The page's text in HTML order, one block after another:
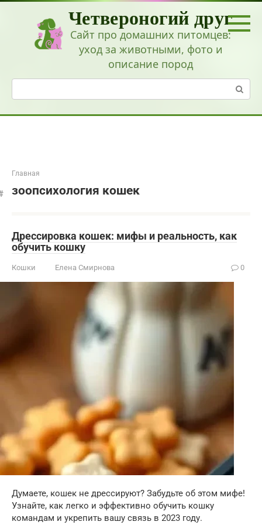
Перейти
Четвероногий друг
Сайт про домашних питомцев:
уход за животными, фото и
описание пород
Поиск:
Главная
зоопсихология кошек
Дрессировка кошек: мифы и реальность, как
обучить кошку
Кошки Елена Смирнова 0
Думаете, кошек не дрессируют? Забудьте об этом мифе!
Узнайте, как легко и эффективно обучить кошку
командам и укрепить вашу связь в 2023 году.